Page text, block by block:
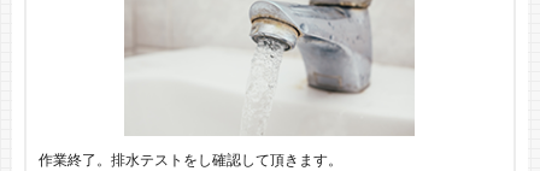
作業終了。排水テストをし確認して頂きます。